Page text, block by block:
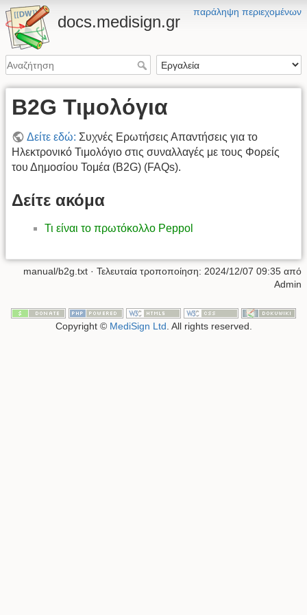
παράληψη περιεχομένων
docs.medisign.gr
B2G Τιμολόγια
Δείτε εδώ: Συχνές Ερωτήσεις Απαντήσεις για το
Ηλεκτρονικό Τιμολόγιο στις συναλλαγές με τους Φορείς
του Δημοσίου Τομέα (B2G) (FAQs).
Δείτε ακόμα
Τι είναι το πρωτόκολλο Peppol
manual/b2g.txt · Τελευταία τροποποίηση: 2024/12/07 09:35 από
Admin
Copyright © MediSign Ltd . All rights reserved.